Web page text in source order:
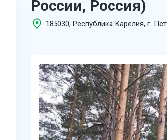
России, Россия)
185030, Республика Карелия, г.